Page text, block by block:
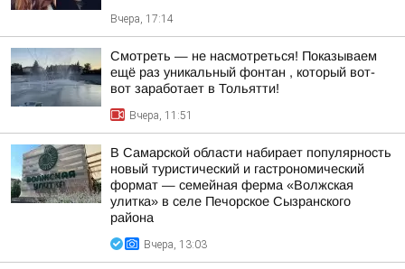
Вчера, 17:14
Смотреть — не насмотреться! Показываем
ещё раз уникальный фонтан , который вот-
вот заработает в Тольятти!
Вчера, 11:51
В Самарской области набирает популярность
новый туристический и гастрономический
формат — семейная ферма «Волжская
улитка» в селе Печорское Сызранского
района
Вчера, 13:03